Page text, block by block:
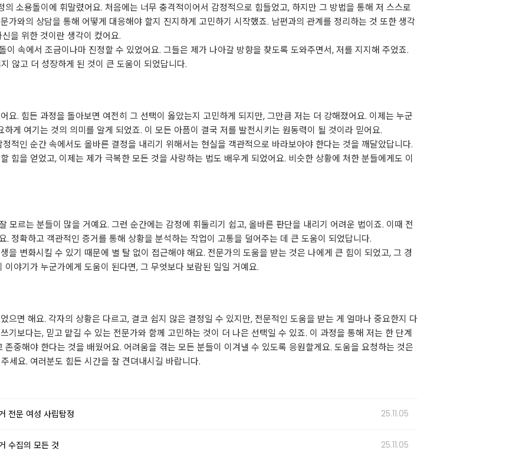
소용돌이에 휘말렸어요. 처음에는 너무 충격적이어서 감정적으로 힘들었고, 하지만 그 방법을 통해 저 스스로
가와의 상담을 통해 어떻게 대응해야 할지 진지하게 고민하기 시작했죠. 남편과의 관계를 정리하는 것 또한 생각
을 위한 것이란 생각이 컸어요.
이 속에서 조금이나마 진정할 수 있었어요. 그들은 제가 나아갈 방향을 찾도록 도와주면서, 저를 지지해 주었죠.
않고 더 성장하게 된 것이 큰 도움이 되었답니다.
요. 힘든 과정을 돌아보면 여전히 그 선택이 옳았는지 고민하게 되지만, 그만큼 저는 더 강해졌어요. 이제는 누군
게 여기는 것의 의미를 알게 되었죠. 이 모든 아픔이 결국 저를 발전시키는 원동력이 될 것이라 믿어요.
적인 순간 속에서도 올바른 결정을 내리기 위해서는 현실을 객관적으로 바라보아야 한다는 것을 깨달았답니다.
힘을 얻었고, 이제는 제가 극복한 모든 것을 사랑하는 법도 배우게 되었어요. 비슷한 상황에 처한 분들에게도 이
모르는 분들이 많을 거예요. 그런 순간에는 감정에 휘둘리기 쉽고, 올바른 판단을 내리기 어려운 법이죠. 이때 전
. 정확하고 객관적인 증거를 통해 상황을 분석하는 작업이 고통을 덜어주는 데 큰 도움이 되었답니다.
을 변화시킬 수 있기 때문에 별 탈 없이 접근해야 해요. 전문가의 도움을 받는 것은 나에게 큰 힘이 되었고, 그 경
야기가 누군가에게 도움이 된다면, 그 무엇보다 보람된 일일 거예요.
으면 해요. 각자의 상황은 다르고, 결코 쉽지 않은 결정일 수 있지만, 전문적인 도움을 받는 게 얼마나 중요한지 다
기보다는, 믿고 맡길 수 있는 전문가와 함께 고민하는 것이 더 나은 선택일 수 있죠. 이 과정을 통해 저는 한 단계
중해야 한다는 것을 배웠어요. 어려움을 겪는 모든 분들이 이겨낼 수 있도록 응원할게요. 도움을 요청하는 것은
세요. 여러분도 힘든 시간을 잘 견뎌내시길 바랍니다.
전문 여성 사립탐정 25.11.05
수집의 모든 것 25.11.05